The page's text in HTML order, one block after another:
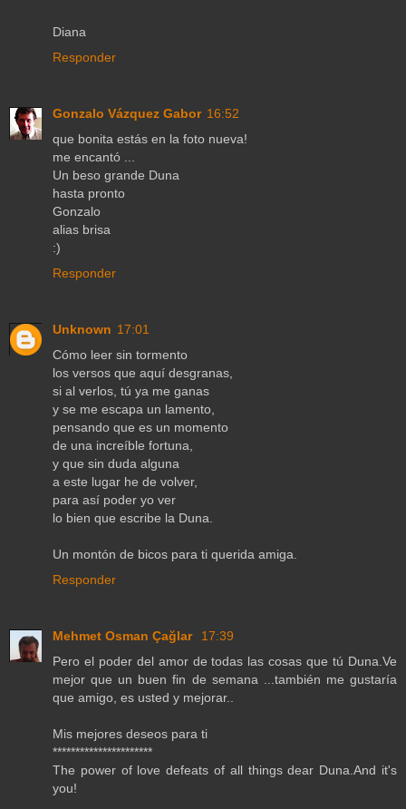
Diana
Responder
Gonzalo Vázquez Gabor 16:52
que bonita estás en la foto nueva!
me encantó ...
Un beso grande Duna
hasta pronto
Gonzalo
alias brisa
:)
Responder
Unknown 17:01
Cómo leer sin tormento
los versos que aquí desgranas,
si al verlos, tú ya me ganas
y se me escapa un lamento,
pensando que es un momento
de una increíble fortuna,
y que sin duda alguna
a este lugar he de volver,
para así poder yo ver
lo bien que escribe la Duna.
Un montón de bicos para ti querida amiga.
Responder
Mehmet Osman Çağlar
17:39
Pero el poder del amor de todas las cosas que tú Duna.Ve
mejor que un buen fin de semana ...también me gustaría
que amigo, es usted y mejorar..
Mis mejores deseos para ti
**********************
The power of love defeats of all things dear Duna.And it's
you!